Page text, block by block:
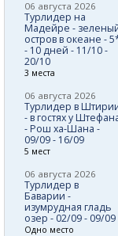
06 августа 2026
Турлидер на
Мадейре -
остров в океане -
- 10 дней - 11/10 -
20/10
3 места
06 августа 2026
Турлидер в
- в гостях у
- Рош ха-Шана -
09/09 - 16/09
5 мест
06 августа 2026
Турлидер в
Баварии -
изумрудная гладь
озер - 02/09 - 09/09
Одно место